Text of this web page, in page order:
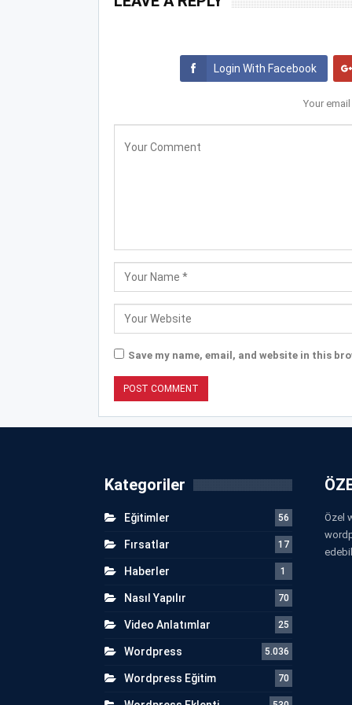
Login With Facebook
Your
Save my name, email, and website in this
Kategoriler
Eğitimler 56
Fırsatlar 17
Haberler 1
Nasıl Yapılır 70
Video Anlatımlar 25
Wordpress 5.036
Wordpress Eğitim 70
Özel